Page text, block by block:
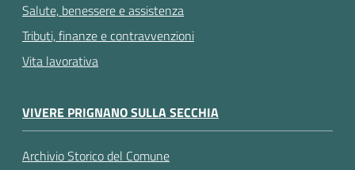
Salute, benessere e assistenza
Tributi, finanze e contravvenzioni
Vita lavorativa
VIVERE PRIGNANO SULLA SECCHIA
Archivio Storico del Comune